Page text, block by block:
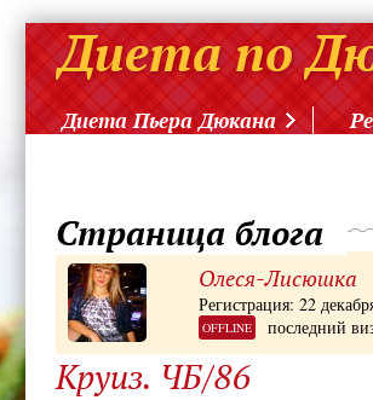
Диета Пьера Дюкана
Страница блога
Олеся-Лисюшка
Регистрация: 22
OFFLINE последний
Круиз. ЧБ/86